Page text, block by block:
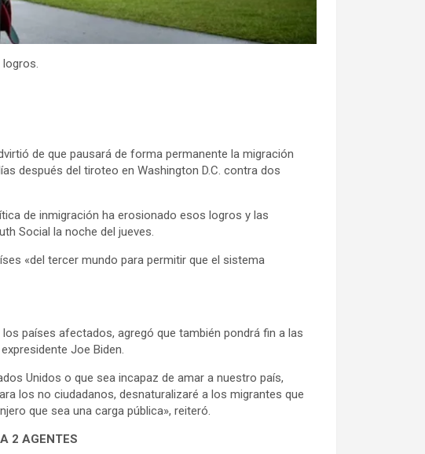
de que pausará de forma permanente la migración
después del tiroteo en Washington D.C. contra dos
de inmigración ha erosionado esos logros y las
Social la noche del jueves.
«del tercer mundo para permitir que el sistema
países afectados, agregó que también pondrá fin a las
Joe Biden.
Unidos o que sea incapaz de amar a nuestro país,
los no ciudadanos, desnaturalizaré a los migrantes que
que sea una carga pública», reiteró.
2 AGENTES